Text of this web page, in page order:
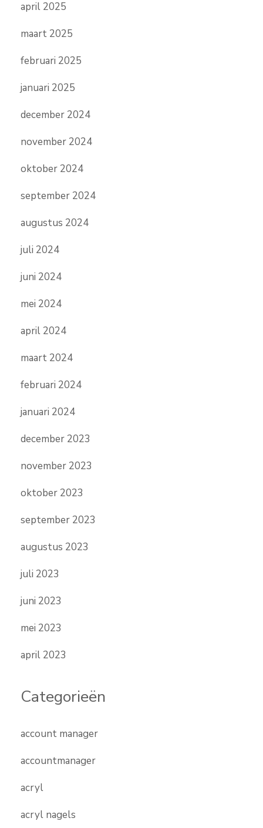
april 2025
maart 2025
februari 2025
januari 2025
december 2024
november 2024
oktober 2024
september 2024
augustus 2024
juli 2024
juni 2024
mei 2024
april 2024
maart 2024
februari 2024
januari 2024
december 2023
november 2023
oktober 2023
september 2023
augustus 2023
juli 2023
juni 2023
mei 2023
april 2023
Categorieën
account manager
accountmanager
acryl
acryl nagels